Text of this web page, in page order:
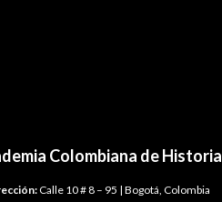
Colombiana de Historia
Calle 10 # 8 – 95 | Bogotá, Colombia